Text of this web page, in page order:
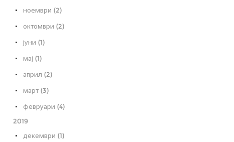
ноември (2)
октомври (2)
јуни (1)
мај (1)
април (2)
март (3)
февруари (4)
2019
декември (1)